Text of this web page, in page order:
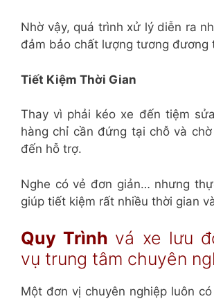
Nhờ vậy, quá trình xử lý diễn ra
đảm bảo chất lượng tương đương
Tiết Kiệm Thời Gian
Thay vì phải kéo xe đến tiệm
hàng chỉ cần đứng tại chỗ và
đến hỗ trợ.
Nghe có vẻ đơn giản… nhưng
giúp tiết kiệm rất nhiều thời gian
Quy Trình vá xe lưu
vụ trung tâm chuyên
Một đơn vị chuyên nghiệp luôn